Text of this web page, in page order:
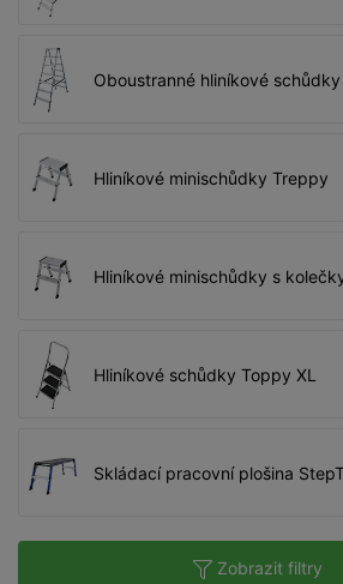
Hliníkové schůdky -
dle ČSN EN 131-1, ČSN EN 131-2
bezpečné a pohodlné stání
Hliníkové schůdky -
dle ČSN EN 131-1, ČSN EN 131-2
odkládací miskou na nářadí
Oboustranné hliníkové
Hliníkové minischůdky Treppy
Hliníkové minischůdky s
Hliníkové schůdky Toppy XL
Skládací pracovní plošina
Zobrazit filtry